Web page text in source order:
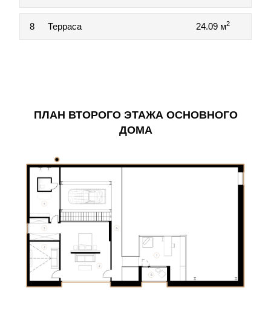
8 Терраса 24.09 м2
ПЛАН ВТОРОГО ЭТАЖА ОСНОВНОГО
ДОМА